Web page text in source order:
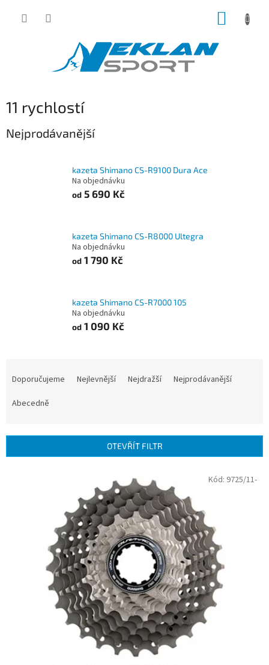
11 rychlostí
Nejprodávanější
kazeta Shimano CS-R9100 Dura Ace
Na objednávku
od 5 690 Kč
kazeta Shimano CS-R8000 Ultegra
Na objednávku
od 1 790 Kč
kazeta Shimano CS-R7000 105
Na objednávku
od 1 090 Kč
r
Doporučujeme Nejlevnější Nejdražší
Nejprodávanější
Abecedně
OTEVŘÍT FILTR
Kód: 9725/11-